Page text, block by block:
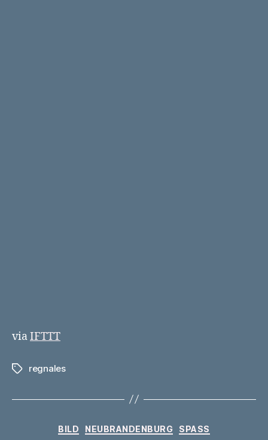
viaIFTTT
Schlagwörter
regnales
Kategorien
BILD NEUBRANDENBURG SPASS